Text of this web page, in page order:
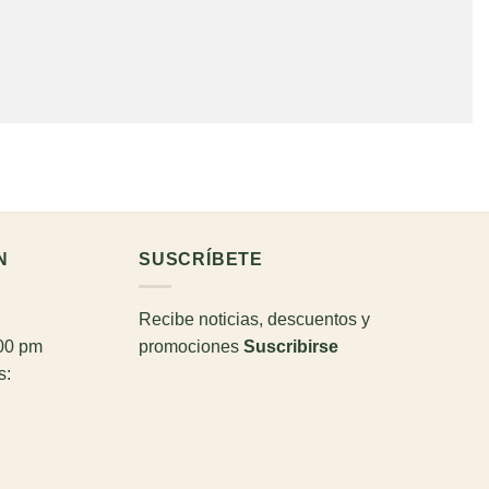
pm
SUSCRÍBETE
Recibe noticias, descuentos y
promociones Suscribirse